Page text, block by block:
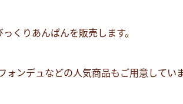
くりあんぱんを販売します。
ンデュなどの人気商品もご用意していま